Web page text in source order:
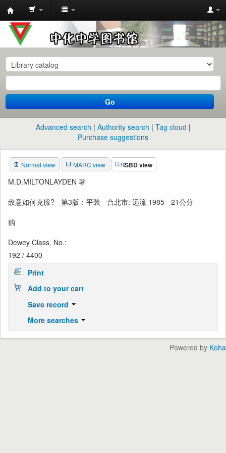
中
化
中
学
图
书
馆
目
录
Go
Advanced search Authority search
Tag cloud
Purchase suggestions
Normal view MARC view ISBD view
M.D.MILTONLAYDEN 著
敌意如何克服? - 第3版：平装 - 台北市: 远流 1985 - 21公分
购
Dewey Class. No.:
192 / 4400
Print
Add to your cart
Save record
More searches
Powered by Koha